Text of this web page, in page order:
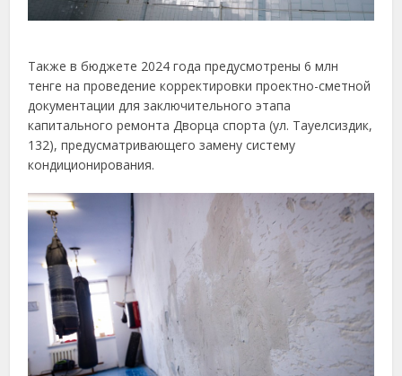
Также в бюджете 2024 года предусмотрены 6 млн
тенге на проведение корректировки проектно-сметной
документации для заключительного этапа
капитального ремонта Дворца спорта (ул. Тауелсиздик,
132), предусматривающего замену систему
кондиционирования.